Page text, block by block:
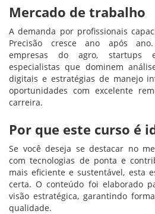
Mercado de trabalho
A demanda por profissionais
Precisão cresce ano após ano.
empresas do agro, startups
especialistas que dominem
digitais e estratégias de manejo
oportunidades com excelente
carreira.
Por que este curso é
Se você deseja se destacar no
com tecnologias de ponta e
mais eficiente e sustentável, esta
certa. O conteúdo foi elaborado
visão estratégica, garantindo
qualidade.